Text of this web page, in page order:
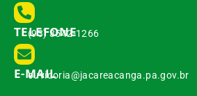
TELEFONE
(93) 3542-1266
E-MAIL
ouvidoria@jacareacanga.pa.gov.br